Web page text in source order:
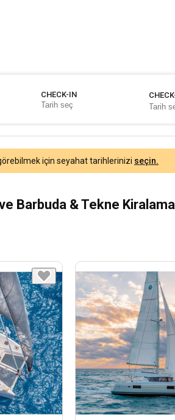
CHECK-IN
için seyahat tarihlerinizi seçin.
Barbuda & Tekne Kiralama